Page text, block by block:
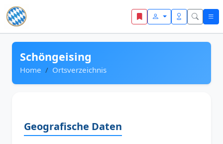
Zum Inhalt springen
Schöngeising
Home Ortsverzeichnis
Geografische Daten